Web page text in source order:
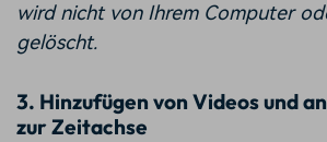
wird nicht von Ihrem Computer
gelöscht.
3. Hinzufügen von Videos und
zur Zeitachse